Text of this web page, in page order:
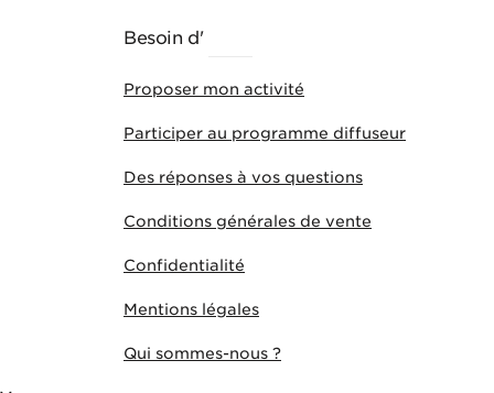
Besoin d'
Proposer mon activité
Participer au programme diffuseur
Des réponses à vos questions
Conditions générales de vente
Confidentialité
Mentions légales
Qui sommes-nous ?